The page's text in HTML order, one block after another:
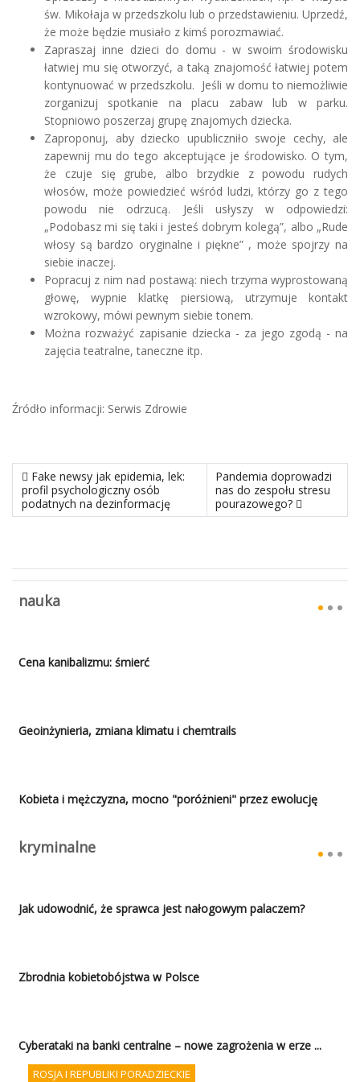
św. Mikołaja w przedszkolu lub o przedstawieniu. Uprzedź,
że może będzie musiało z kimś porozmawiać.
Zapraszaj inne dzieci do domu - w swoim środowisku
łatwiej mu się otworzyć, a taką znajomość łatwiej potem
kontynuować w przedszkolu. Jeśli w domu to niemożliwie
zorganizuj spotkanie na placu zabaw lub w parku.
Stopniowo poszerzaj grupę znajomych dziecka.
Zaproponuj, aby dziecko upubliczniło swoje cechy, ale
zapewnij mu do tego akceptujące je środowisko. O tym,
że czuje się grube, albo brzydkie z powodu rudych
włosów, może powiedzieć wśród ludzi, którzy go z tego
powodu nie odrzucą. Jeśli usłyszy w odpowiedzi:
„Podobasz mi się taki i jesteś dobrym kolegą”, albo „Rude
włosy są bardzo oryginalne i piękne” , może spojrzy na
siebie inaczej.
Popracuj z nim nad postawą: niech trzyma wyprostowaną
głowę, wypnie klatkę piersiową, utrzymuje kontakt
wzrokowy, mówi pewnym siebie tonem.
Można rozważyć zapisanie dziecka - za jego zgodą - na
zajęcia teatralne, taneczne itp.
Źródło informacji: Serwis Zdrowie
poprzedni materiał: Fake newsy jak epidemia, lek: profil
Fake newsy jak epidemia, lek:
profil psychologiczny osób
podatnych na dezinformację
następny materiał:
Pandemia doprowadzi
nas do zespołu stresu
pourazowego?
nauka
Cena kanibalizmu: śmierć
Geoinżynieria, zmiana klimatu i chemtrails
Kobieta i mężczyzna, mocno "poróżnieni" przez ewolucję
kryminalne
Jak udowodnić, że sprawca jest nałogowym palaczem?
Zbrodnia kobietobójstwa w Polsce
Cyberataki na banki centralne – nowe zagrożenia w erze ...
ROSJA I REPUBLIKI PORADZIECKIE